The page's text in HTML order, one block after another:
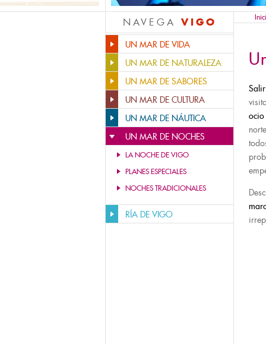
NAVEGA VIGO
UN MAR DE VIDA
UN MAR DE NATURALEZA
UN MAR DE SABORES
UN MAR DE CULTURA
UN MAR DE NÁUTICA
UN MAR DE NOCHES
LA NOCHE DE VIGO
PLANES ESPECIALES
NOCHES TRADICIONALES
RÍA DE VIGO
ocio